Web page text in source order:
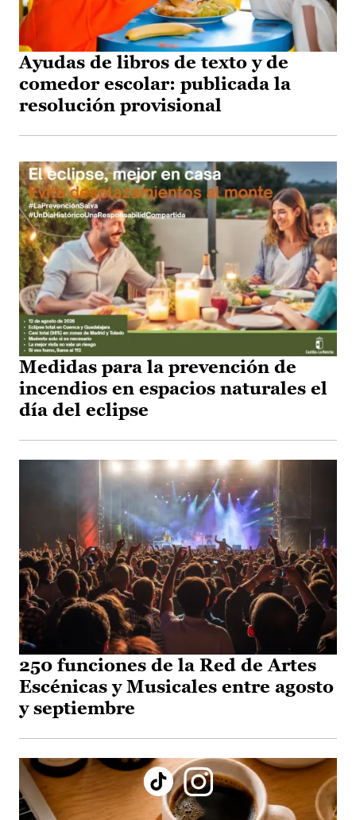
Ayudas de libros de texto y de
comedor escolar: publicada la
resolución provisional
Medidas para la prevención de
incendios en espacios naturales el
día del eclipse
250 funciones de la Red de Artes
Escénicas y Musicales entre agosto
y septiembre